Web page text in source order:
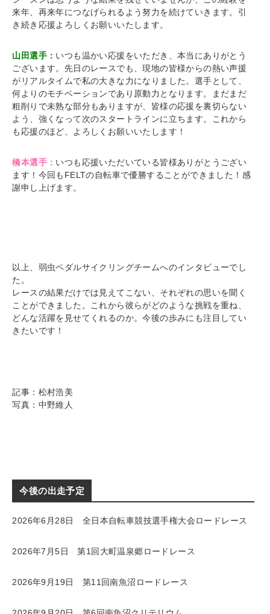
来年、再来年につなげられるよう努力を続けていきます。引
き続き応援よろしくお願いいたします。
山田選手： いつも温かい応援をいただき、本当にありがとう
ございます。先日のレースでも、現地の皆様からの熱い声援
がリアルタイムで私の大きな力になりました。選手として、
何よりのモチベーションであり原動力となります。まだまだ
粗削りで未熟な部分もありますが、皆様の応援を裏切らない
よう、強くなって次のスタートラインに立ちます。これから
も応援のほど、よろしくお願いいたします！
橋本選手： いつも応援いただいている皆様ありがとうござい
ます！今回もFELTの自転車で優勝することができました！感
謝申し上げます。
以上、弱虫ペダルサイクリングチームへのインタビューでし
た。
レースの結果だけでは見えてこない、それぞれの思いを聞く
ことができました。これから彼らがどのような挑戦を重ね、
どんな活躍を見せてくれるのか。今後の歩みにも注目してい
きたいです！
記事：松村浩美
写真：中野維人
今後の出走予定
2026年6月28日 全日本自転車競技選手権大会ロードレース
2026年7月5日 第1回大町温泉郷ロードレース
2026年9月19日 第11回南魚沼ロードレース